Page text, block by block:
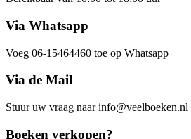
Via Whatsapp
Voeg 06-15464460 toe op Whatsapp
Via de Mail
Stuur uw vraag naar info@veelboeken.nl
Boeken verkopen?